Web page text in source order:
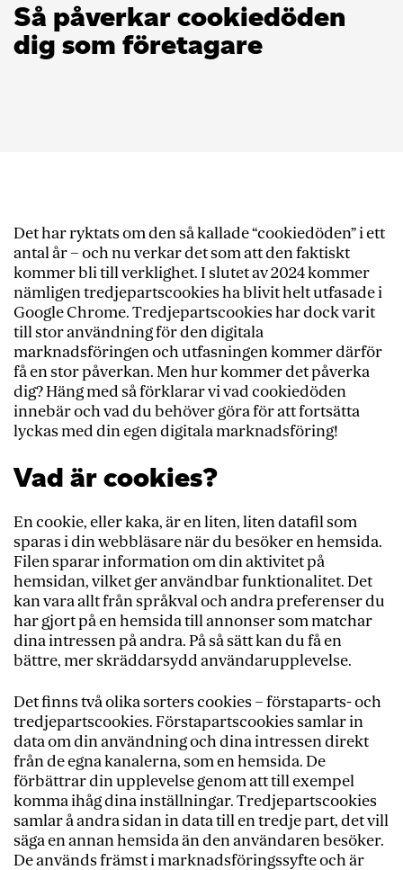
Så påverkar cookiedöden
dig som företagare
Det har ryktats om den så kallade “cookiedöden” i ett
antal år – och nu verkar det som att den faktiskt
kommer bli till verklighet. I slutet av 2024 kommer
nämligen tredjepartscookies ha blivit helt utfasade i
Google Chrome. Tredjepartscookies har dock varit
till stor användning för den digitala
marknadsföringen och utfasningen kommer därför
få en stor påverkan. Men hur kommer det påverka
dig? Häng med så förklarar vi vad cookiedöden
innebär och vad du behöver göra för att fortsätta
lyckas med din egen digitala marknadsföring!
Vad är cookies?
En cookie, eller kaka, är en liten, liten datafil som
sparas i din webbläsare när du besöker en hemsida.
Filen sparar information om din aktivitet på
hemsidan, vilket ger användbar funktionalitet. Det
kan vara allt från språkval och andra preferenser du
har gjort på en hemsida till annonser som matchar
dina intressen på andra. På så sätt kan du få en
bättre, mer skräddarsydd användarupplevelse.
Det finns två olika sorters cookies – förstaparts- och
tredjepartscookies. Förstapartscookies samlar in
data om din användning och dina intressen direkt
från de egna kanalerna, som en hemsida. De
förbättrar din upplevelse genom att till exempel
komma ihåg dina inställningar. Tredjepartscookies
samlar å andra sidan in data till en tredje part, det vill
säga en annan hemsida än den användaren besöker.
De används främst i marknadsföringssyfte och är